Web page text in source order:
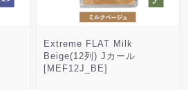
Extreme FLAT Milk
Beige(12列) Jカール
[MEF12J_BE]